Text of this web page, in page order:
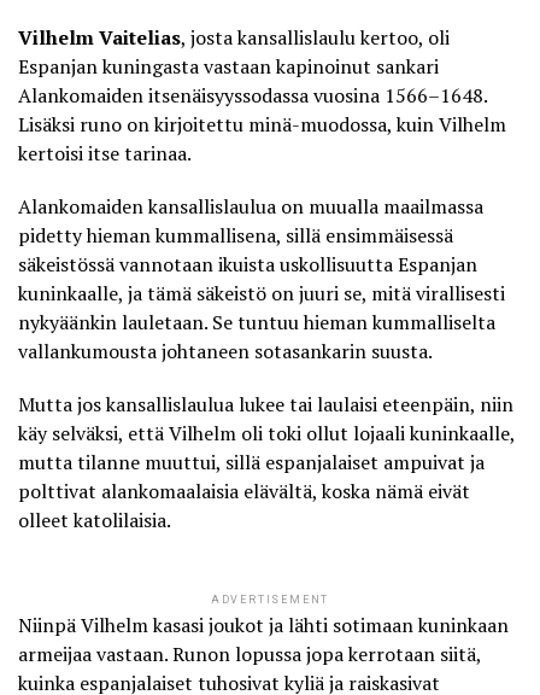
Vilhelm Vaitelias, josta kansallislaulu kertoo, oli
Espanjan kuningasta vastaan kapinoinut sankari
Alankomaiden itsenäisyyssodassa vuosina 1566–1648.
Lisäksi runo on kirjoitettu minä-muodossa, kuin Vilhelm
kertoisi itse tarinaa.
Alankomaiden kansallislaulua on muualla maailmassa
pidetty hieman kummallisena, sillä ensimmäisessä
säkeistössä vannotaan ikuista uskollisuutta Espanjan
kuninkaalle, ja tämä säkeistö on juuri se, mitä virallisesti
nykyäänkin lauletaan. Se tuntuu hieman kummalliselta
vallankumousta johtaneen sotasankarin suusta.
Mutta jos kansallislaulua lukee tai laulaisi eteenpäin, niin
käy selväksi, että Vilhelm oli toki ollut lojaali kuninkaalle,
mutta tilanne muuttui, sillä espanjalaiset ampuivat ja
polttivat alankomaalaisia elävältä, koska nämä eivät
olleet katolilaisia.
ADVERTISEMENT
Niinpä Vilhelm kasasi joukot ja lähti sotimaan kuninkaan
armeijaa vastaan. Runon lopussa jopa kerrotaan siitä,
kuinka espanjalaiset tuhosivat kyliä ja raiskasivat